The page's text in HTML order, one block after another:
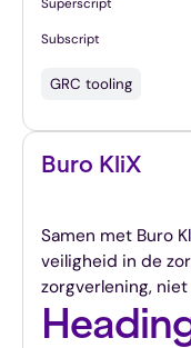
Superscript
Subscript
GRC tooling
Buro KliX
Samen met Buro
veiligheid in de
zorgverlening,